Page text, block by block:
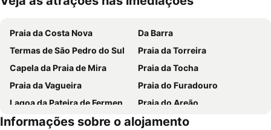
Ampliar mapa
Praia da Costa Nova
Da Barra
Termas de São Pedro do Sul
Praia da Torreira
Capela da Praia de Mira
Praia da Tocha
Praia da Vagueira
Praia do Furadouro
Lagoa da Pateira de Fermentelos
Praia do Areão
Europarque
Praia da Aguda
Informações sobre o alojamento